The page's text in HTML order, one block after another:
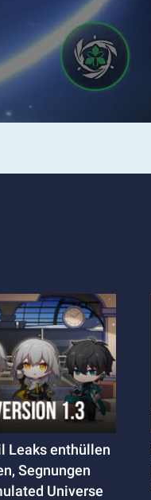
Leaks enthüllen
Segnungen
Universe